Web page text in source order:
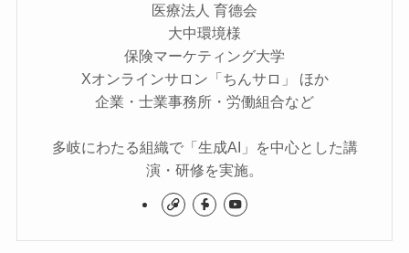
医療法人 育德会
大中環境様
保険マーケティング大学
Xオンラインサロン「ちんサロ」 ほか
企業・士業事務所・労働組合など
多岐にわたる組織で「生成AI」を中心とした講
演・研修を実施。